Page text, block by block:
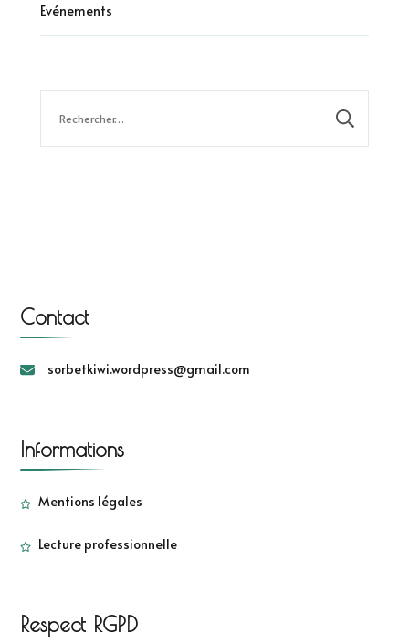
Evénements
Contact
sorbetkiwi.wordpress@gmail.com
Informations
Mentions légales
Lecture professionnelle
Respect RGPD